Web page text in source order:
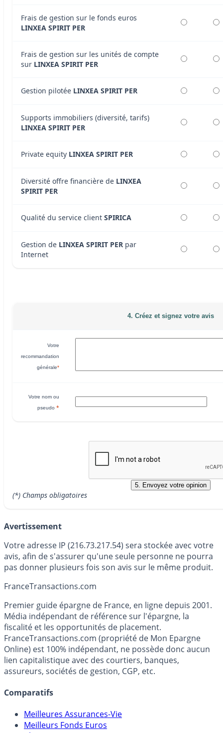
Frais de gestion sur le fonds euros
LINXEA SPIRIT PER
Frais de gestion sur les unités de compte
sur LINXEA SPIRIT PER
Gestion pilotée LINXEA SPIRIT PER
Supports immobiliers (diversité, tarifs)
LINXEA SPIRIT PER
Private equity LINXEA SPIRIT PER
Diversité offre financière de LINXEA
SPIRIT PER
Qualité du service client SPIRICA
Gestion de LINXEA SPIRIT PER par
Internet
4. Créez et signez votre avis
Votre
recommandation
générale*
Votre nom ou
pseudo *
(*) Champs obligatoires
Avertissement
Votre adresse IP (216.73.217.54) sera stockée avec votre
avis, afin de s'assurer qu'une seule personne ne pourra
pas donner plusieurs fois son avis sur le même produit.
FranceTransactions.com
Premier guide épargne de France, en ligne depuis 2001.
Média indépendant de référence sur l'épargne, la
fiscalité et les opportunités de placement.
FranceTransactions.com (propriété de Mon Epargne
Online) est 100% indépendant, ne possède donc aucun
lien capitalistique avec des courtiers, banques,
assureurs, sociétés de gestion, CGP, etc.
Comparatifs
Meilleures Assurances-Vie
Meilleurs Fonds Euros